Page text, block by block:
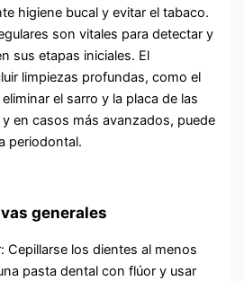
higiene bucal y evitar el tabaco.
son vitales para detectar y
sus etapas iniciales. El
limpiezas profundas, como el
el sarro y la placa de las
en casos más avanzados, puede
periodontal.
generales
Cepillarse los dientes al menos
pasta dental con flúor y usar